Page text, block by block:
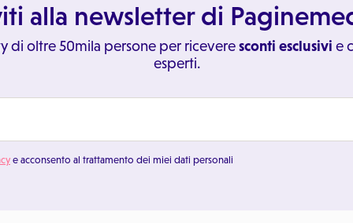
alla newsletter di
di oltre 50mila persone per riceveresconti esclusivi e
esperti.
e acconsento al trattamento dei miei dati personali